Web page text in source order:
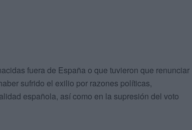
fuera de España o que tuvieron que renunciar
sufrido el exilio por razones políticas,
española, así como en la supresión del voto